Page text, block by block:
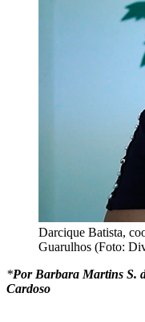
Darcique Batista,
Guarulhos (Foto:
*Por Barbara Martins S.
Cardoso